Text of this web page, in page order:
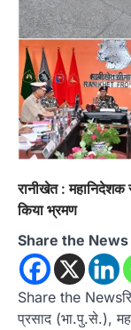
रानीखेत : महानिदेशक
किया भ्रमण
Share the News
Share the
प्रसाद (भा.पु.से.),